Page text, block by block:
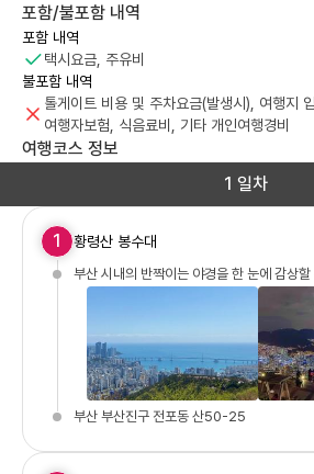
포함/불포함 내역
포함 내역
택시요금, 주유비
불포함 내역
톨게이트 비용 및 주차요금(발생시), 여행지
여행자보험, 식음료비, 기타 개인여행경비
여행코스 정보
1 일차
1 황령산 봉수대
부산 시내의 반짝이는 야경을 한 눈에 감상
부산 부산진구 전포동 산50-25